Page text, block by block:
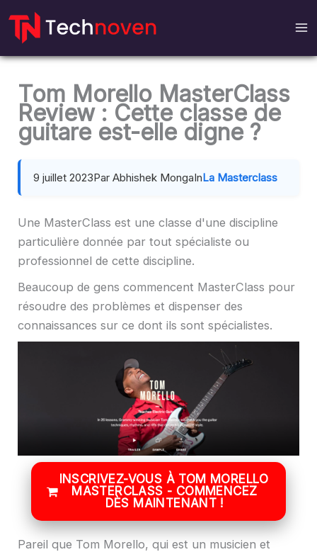
Passer
contenu
Tom Morello MasterClass
Review : Cette classe de
guitare est-elle digne ?
9 juillet 2023Par Abhishek MongaInLa Masterclass
Une MasterClass est une classe d'une discipline
particulière donnée par tout spécialiste ou
professionnel de cette discipline.
Beaucoup de gens commencent MasterClass pour
résoudre des problèmes et dispenser des
connaissances sur ce dont ils sont spécialistes.
INSCRIVEZ-VOUS À TOM MORELLO
MASTERCLASS - COMMENCEZ
DÈS MAINTENANT !
Pareil que Tom Morello, qui est un musicien et